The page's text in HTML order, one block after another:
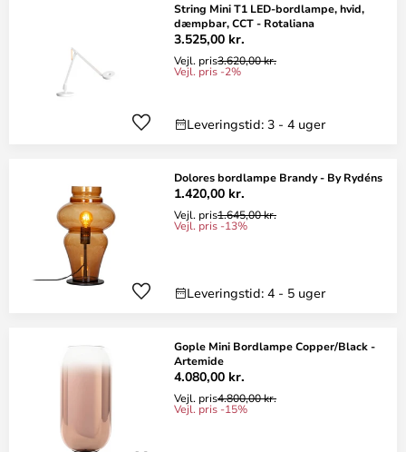
String Mini T1 LED-bordlampe, hvid,
dæmpbar, CCT - Rotaliana
3.525,00 kr.
Vejl. pris3.620,00 kr.
Vejl. pris -2%
Leveringstid: 3 - 4 uger
Dolores bordlampe Brandy - By Rydéns
1.420,00 kr.
Vejl. pris1.645,00 kr.
Vejl. pris -13%
Leveringstid: 4 - 5 uger
Gople Mini Bordlampe Copper/Black -
Artemide
4.080,00 kr.
Vejl. pris4.800,00 kr.
Vejl. pris -15%